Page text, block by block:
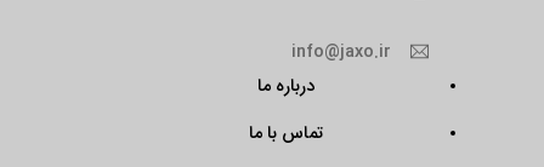
info@jaxo.ir
درباره ما
تماس با ما